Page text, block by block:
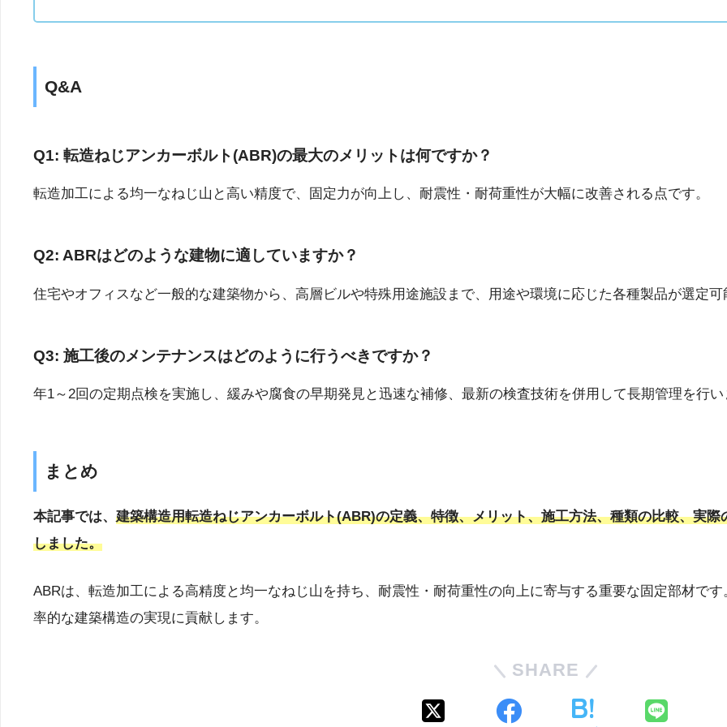
Q&A
Q1: 転造ねじアンカーボルト(ABR)の最大のメリットは何ですか？
転造加工による均一なねじ山と高い精度で、固定力が向上し、耐震性・耐荷重性が大幅に改善される点です。
Q2: ABRはどのような建物に適していますか？
住宅やオフィスなど一般的な建築物から、高層ビルや特殊用途施設まで、用途や環境に応じた各種製品が選定可
Q3: 施工後のメンテナンスはどのように行うべきですか？
年1～2回の定期点検を実施し、緩みや腐食の早期発見と迅速な補修、最新の検査技術を併用して長期管理を行
まとめ
本記事では、 建築構造用転造ねじアンカーボルト(ABR)の定義、特徴、メリット、施工方法、種類の比較、実
しました。
ABRは、転造加工による高精度と均一なねじ山を持ち、耐震性・耐荷重性の向上に寄与する重要な固定部材で
率的な建築構造の実現に貢献します。
SHARE